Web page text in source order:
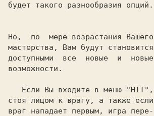
будет такого разнообразия опций.
Но,  по  мере возрастания Вашего
мастерства, Вам будут становится
доступными  все  новые  и  новые
возможности.
   Если Вы входите в меню "
HIT",
стоя лицом к врагу, а также если
враг нападает первым, игра пере-